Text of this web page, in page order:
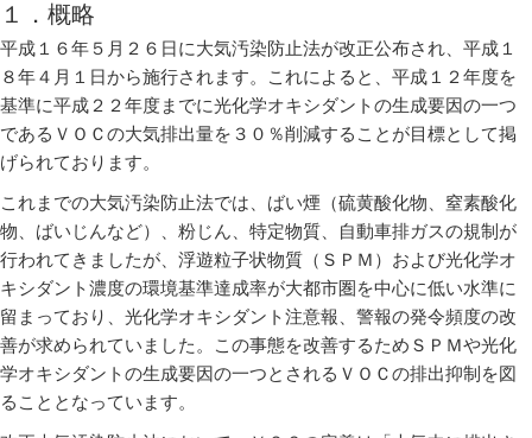
１．概略
平成１６年５月２６日に大気汚染防止法が改正公布され、平成１
８年４月１日から施行されます。これによると、平成１２年度を
基準に平成２２年度までに光化学オキシダントの生成要因の一つ
であるＶＯＣの大気排出量を３０％削減することが目標として掲
げられております。
これまでの大気汚染防止法では、ばい煙（硫黄酸化物、窒素酸化
物、ばいじんなど）、粉じん、特定物質、自動車排ガスの規制が
行われてきましたが、浮遊粒子状物質（ＳＰＭ）および光化学オ
キシダント濃度の環境基準達成率が大都市圏を中心に低い水準に
留まっており、光化学オキシダント注意報、警報の発令頻度の改
善が求められていました。この事態を改善するためＳＰＭや光化
学オキシダントの生成要因の一つとされるＶＯＣの排出抑制を図
ることとなっています。